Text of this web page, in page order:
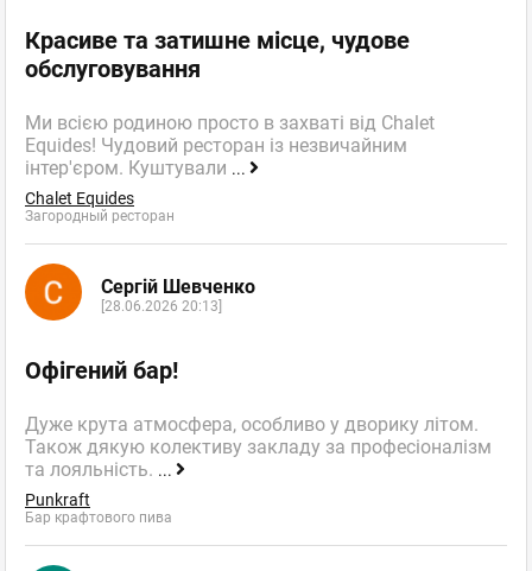
Красиве та затишне місце, чудове
обслуговування
Ми всією родиною просто в захваті від Chalet
Equides! Чудовий ресторан із незвичайним
інтер'єром. Куштували ...
Chalet Equides
Загородный ресторан
Сергій Шевченко
[28.06.2026 20:13]
Офігений бар!
Дуже крута атмосфера, особливо у дворику літом.
Також дякую колективу закладу за професіоналізм
та лояльність. ...
Punkraft
Бар крафтового пива